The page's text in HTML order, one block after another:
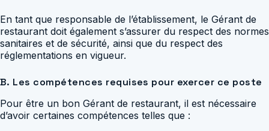
En tant que responsable de l’établissement, le Gérant de
restaurant doit également s’assurer du respect des normes
sanitaires et de sécurité, ainsi que du respect des
réglementations en vigueur.
B. Les compétences requises pour exercer ce poste
Pour être un bon Gérant de restaurant, il est nécessaire
d’avoir certaines compétences telles que :